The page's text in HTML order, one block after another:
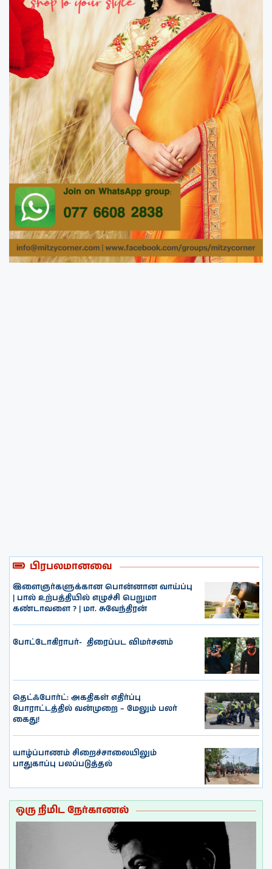
பிரபலமானவை
இளைஞர்களுக்கான பொன்னான வாய்ப்பு
| பால் உற்பத்தியில் எழுச்சி பெறுமா
கண்டாவளை ? | மா. சுவேந்திரன்
போட்டோகிராபர்- ‌ திரைப்பட விமர்சனம்
தெட்ஃபோர்ட்: அகதிகள் எதிர்ப்பு
போராட்டத்தில் வன்முறை – மேலும் பலர்
கைது!
யாழ்ப்பாணம் சிறைச்சாலையிலும்
பாதுகாப்பு பலப்படுத்தல்
ஒரு நிமிட நேர்காணல்